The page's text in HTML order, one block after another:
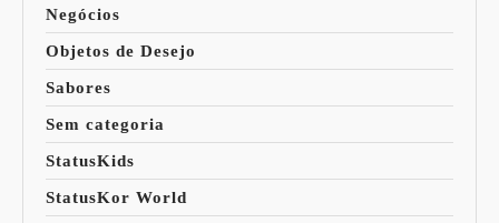
Negócios
Objetos de Desejo
Sabores
Sem categoria
StatusKids
StatusKor World